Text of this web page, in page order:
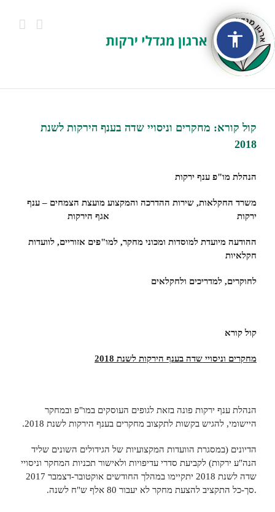
accessibility
Larger
Image
קול קורא: מחקרים וניסויי שדה בענף הירקות לשנת
2018
הנהלת מו"פ ענף ירקות
משרד החקלאות, שירות ההדרכה והמקצוע מועצת הצמחים – ענף
ירקות
אגף הירקות
ההודעה מיועדת למוסדות ומכוני מחקר, למו"פים אזוריים, לוועדות
חקלאיות
לחוקרים, למדריכים ולחקלאים
קול קורא
מחקרים וניסויי שדה בענף הירקות לשנת 2018
הנהלת ענף ירקות פונה בזאת לגופים העוסקים במו"פ ובמחקר
היישומי, להגיש בקשות לתקצוב מחקרים בענף הירקות לשנת 2018.
הדיונים (במסגרת הוועדות המקצועיות של הגידולים השונים שליד
הנה"ע ירקות) לקביעת סדרי עדיפויות ולאישור תכניות המחקר וניסויי
.סך-כל התקציב להצעת מחקר לא יעבור 80 אלף ש"ח לשנה.